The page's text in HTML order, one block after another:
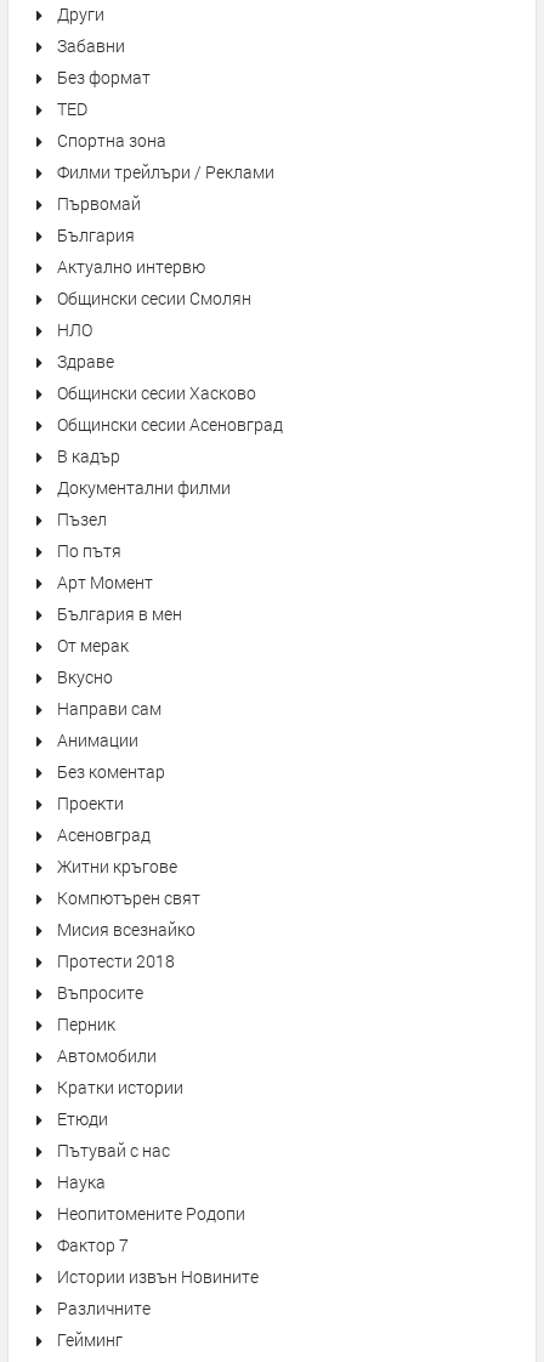
Други
Забавни
Без формат
TED
Спортна зона
Филми трейлъри / Реклами
Първомай
България
Актуално интервю
Общински сесии Смолян
НЛО
Здраве
Общински сесии Хасково
Общински сесии Асеновград
В кадър
Документални филми
Пъзел
По пътя
Арт Момент
България в мен
От мерак
Вкусно
Направи сам
Анимации
Без коментар
Проекти
Асеновград
Житни кръгове
Компютърен свят
Мисия всезнайко
Протести 2018
Въпросите
Перник
Автомобили
Кратки истории
Етюди
Пътувай с нас
Наука
Неопитомените Родопи
Фактор 7
Истории извън Новините
Различните
Гейминг